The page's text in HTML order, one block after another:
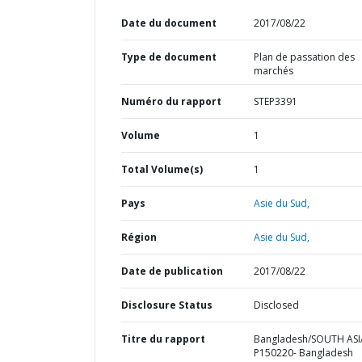
Date du document 2017/08/22
Type de document
Plan de passation des
marchés
Numéro du rapport STEP3391
Volume 1
Total Volume(s) 1
Pays Asie du Sud,
Région Asie du Sud,
Date de publication 2017/08/22
Disclosure Status Disclosed
Titre du rapport
Bangladesh/SOUTH
P150220- Bangladesh